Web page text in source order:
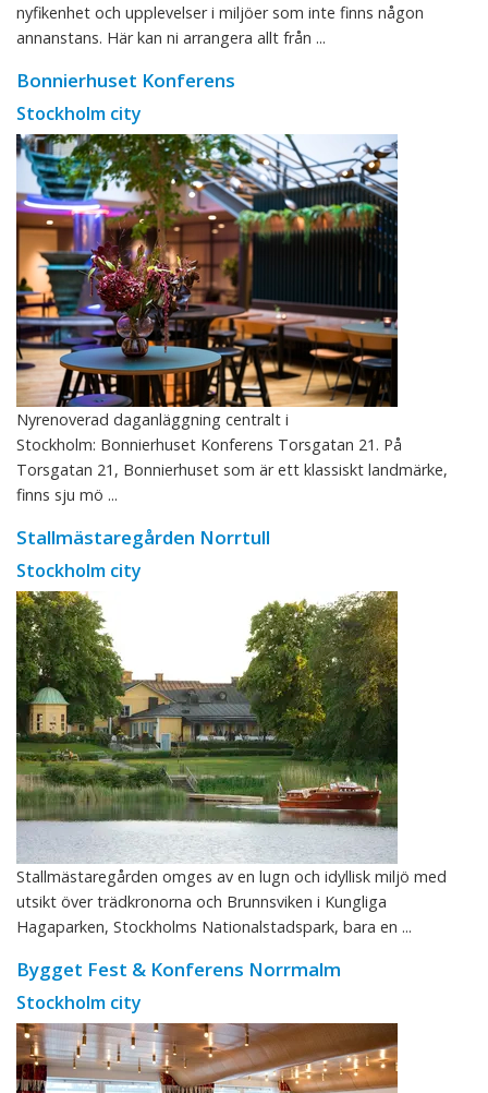
nyfikenhet och upplevelser i miljöer som inte finns någon
annanstans. Här kan ni arrangera allt från ...
Bonnierhuset Konferens
Stockholm city
Nyrenoverad daganläggning centralt i
Stockholm: Bonnierhuset Konferens Torsgatan 21. På
Torsgatan 21, Bonnierhuset som är ett klassiskt landmärke,
finns sju mö ...
Stallmästaregården Norrtull
Stockholm city
Stallmästaregården omges av en lugn och idyllisk miljö med
utsikt över trädkronorna och Brunnsviken i Kungliga
Hagaparken, Stockholms Nationalstadspark, bara en ...
Bygget Fest & Konferens Norrmalm
Stockholm city